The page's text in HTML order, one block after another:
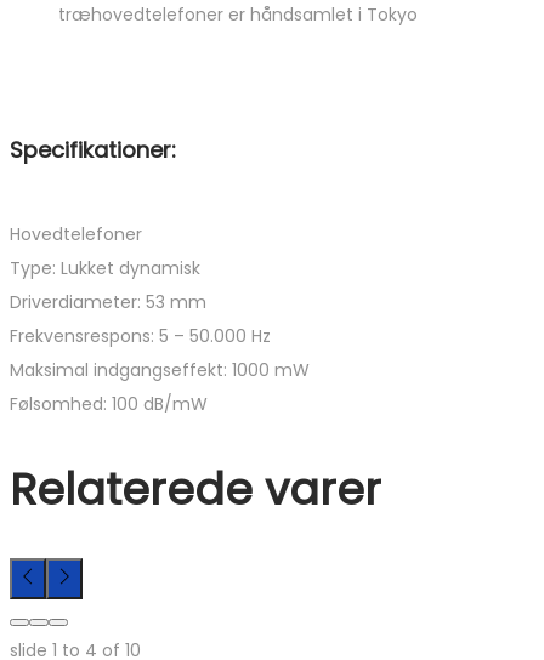
træhovedtelefoner er håndsamlet i Tokyo
Specifikationer:
Hovedtelefoner
Type: Lukket dynamisk
Driverdiameter: 53 mm
Frekvensrespons: 5 – 50.000 Hz
Maksimal indgangseffekt: 1000 mW
Følsomhed: 100 dB/mW
Relaterede varer
slide 1 to 4 of 10